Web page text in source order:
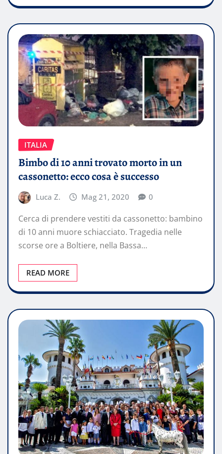
ITALIA
Bimbo di 10 anni trovato morto in un
cassonetto: ecco cosa è successo
Luca Z. Mag 21, 2020 0
Cerca di prendere vestiti da cassonetto: bambino
di 10 anni muore schiacciato. Tragedia nelle
scorse ore a Boltiere, nella Bassa…
READ MORE